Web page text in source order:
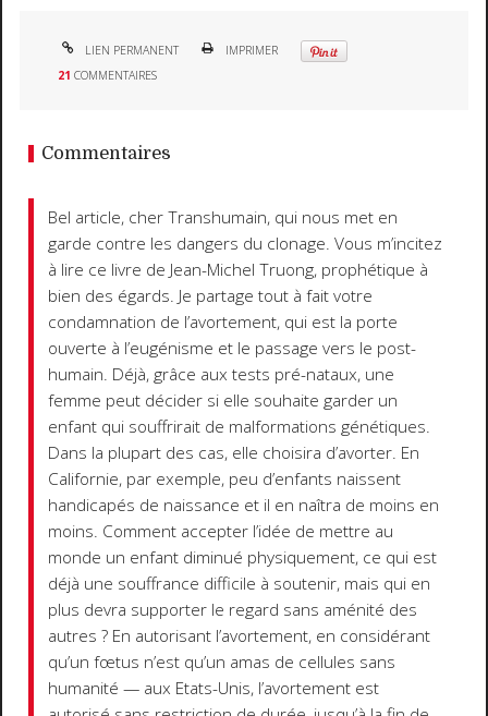
LIEN PERMANENT
IMPRIMER
21 COMMENTAIRES
Commentaires
Bel article, cher Transhumain, qui nous met en
garde contre les dangers du clonage. Vous m’incitez
à lire ce livre de Jean-Michel Truong, prophétique à
bien des égards. Je partage tout à fait votre
condamnation de l’avortement, qui est la porte
ouverte à l’eugénisme et le passage vers le post-
humain. Déjà, grâce aux tests pré-nataux, une
femme peut décider si elle souhaite garder un
enfant qui souffrirait de malformations génétiques.
Dans la plupart des cas, elle choisira d’avorter. En
Californie, par exemple, peu d’enfants naissent
handicapés de naissance et il en naîtra de moins en
moins. Comment accepter l’idée de mettre au
monde un enfant diminué physiquement, ce qui est
déjà une souffrance difficile à soutenir, mais qui en
plus devra supporter le regard sans aménité des
autres ? En autorisant l’avortement, en considérant
qu’un fœtus n’est qu’un amas de cellules sans
humanité — aux Etats-Unis, l’avortement est